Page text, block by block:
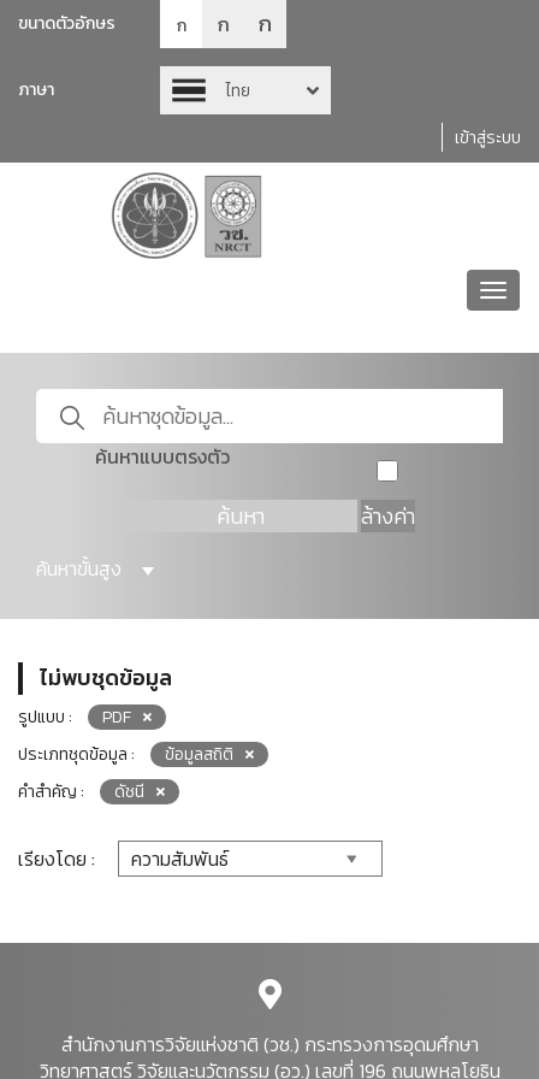
ขนาดตัวอักษร ก ก ก
ภาษา
ไทย
เข้าสู่ระบบ
ค้นหาแบบตรงตัว
ค้นหา ล้างค่า
ค้นหาขั้นสูง
ไม่พบชุดข้อมูล
รูปแบบ :
PDF
ประเภทชุดข้อมูล :
ข้อมูลสถิติ
คำสำคัญ :
ดัชนี
เรียงโดย :
สำนักงานการวิจัยแห่งชาติ (วช.) กระทรวงการอุดมศึกษา
วิทยาศาสตร์ วิจัยและนวัตกรรม (อว.) เลขที่ 196 ถนนพหลโยธิน